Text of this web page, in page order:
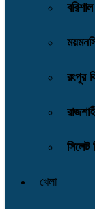
রংপুর
সিলেট
খেলা